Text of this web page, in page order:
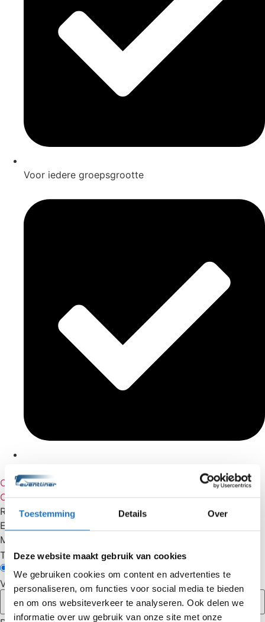
Toestemming Details Over
Deze website maakt gebruik van cookies
We gebruiken cookies om content en advertenties te
personaliseren, om functies voor social media te bieden
en om ons websiteverkeer te analyseren. Ook delen we
informatie over uw gebruik van onze site met onze
Voor iedere groepsgrootte
Offerte aanvragen
Contact
Retour
Enkele reis
Meer bestemmingen
Type vervoer
Touringcar
Partybus
Vertrekadres